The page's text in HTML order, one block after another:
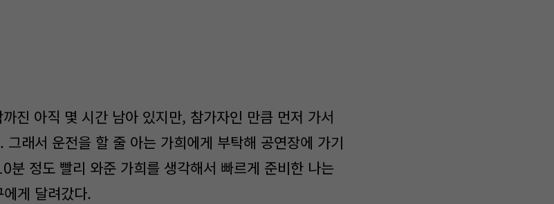
진 아직 몇 시간 남아 있지만, 참가자인 만큼 먼저 가서
그래서 운전을 할 줄 아는 가희에게 부탁해 공연장에 가기
분 정도 빨리 와준 가희를 생각해서 빠르게 준비한 나는
게 달려갔다.